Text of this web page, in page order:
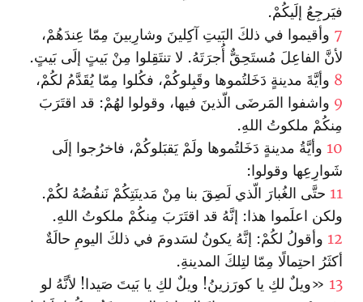
فيَرجِعُ إلَيكُمْ.
7 وأقيموا في ذلكَ البَيتِ آكِلينَ وشارِبينَ مِمّا عِندَهُمْ،
لأنَّ الفاعِلَ مُستَحِقٌّ أُجرَتَهُ. لا تنتَقِلوا مِنْ بَيتٍ إلَى بَيتٍ.
8 وأيَّةَ مدينةٍ دَخَلتُموها وقَبِلوكُمْ، فكُلوا مِمّا يُقَدَّمُ لكُمْ،
9 واشفوا المَرضَى الّذينَ فيها، وقولوا لهُمْ: قد اقتَرَبَ
مِنكُمْ ملكوتُ اللهِ.
10 وأيَّةُ مدينةٍ دَخَلتُموها ولَمْ يَقبَلوكُمْ، فاخرُجوا إلَى
شَوارِعِها وقولوا:
11 حتَّى الغُبارَ الّذي لَصِقَ بنا مِنْ مَدينَتِكُمْ نَنفُضُهُ لكُمْ.
ولكن اعلَموا هذا: إنَّهُ قد اقتَرَبَ مِنكُمْ ملكوتُ اللهِ.
12 وأقولُ لكُمْ: إنَّهُ يكونُ لسَدومَ في ذلكَ اليومِ حالَةٌ
أكثَرُ احتِمالًا مِمّا لتِلكَ المدينةِ.
13 «ويلٌ لكِ يا كورَزينُ! ويلٌ لكِ يا بَيتَ صَيدا! لأنَّهُ لو